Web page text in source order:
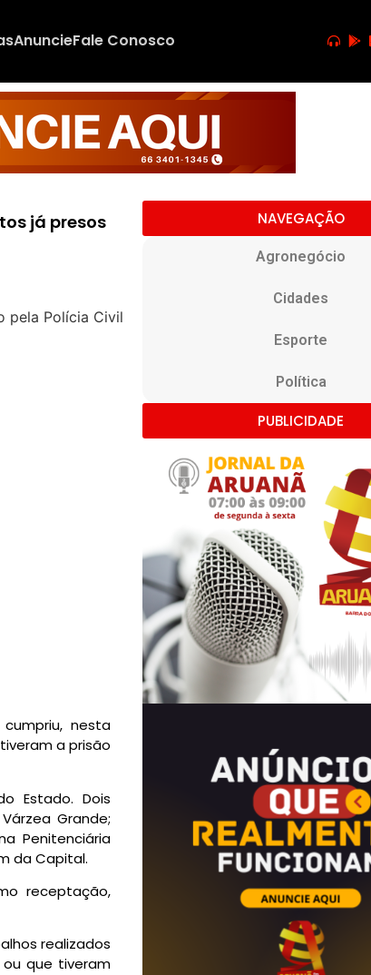
AnuncieFale Conosco
já presos
nesta
a prisão
Estado. Dois
Grande;
Penitenciária
da Capital.
receptação,
realizados
que tiveram
NAVEGAÇÃO
Agronegócio
Cidades
Esporte
Política
PUBLICIDADE